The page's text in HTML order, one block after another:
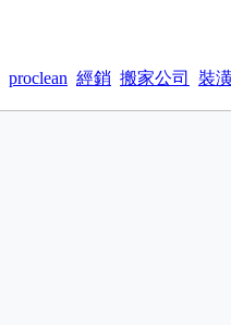
proclean 經銷 搬家公司 裝